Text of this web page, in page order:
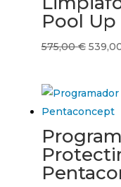
Pool Up
575,00€ El
era:
575,00